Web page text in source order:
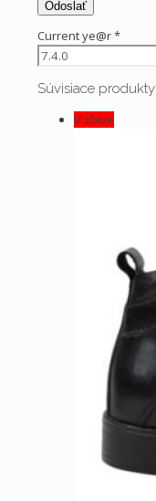
Current ye@r*
Súvisiace produkty
V zľave